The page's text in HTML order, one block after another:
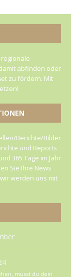
abfinden oder
zu fördern. Mit
Berichte/Bilder
und Reports
365 Tage im Jahr
Sie Ihre News
werden uns mit
musst du dein